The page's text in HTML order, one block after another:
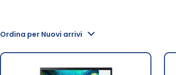
Ordina per Nuovi arrivi